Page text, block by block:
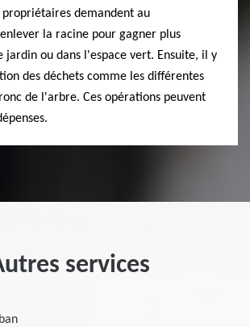
propriétaires demandent au
la racine pour gagner plus
jardin ou dans l'espace vert. Ensuite, il y
des déchets comme les différentes
de l'arbre. Ces opérations peuvent
services